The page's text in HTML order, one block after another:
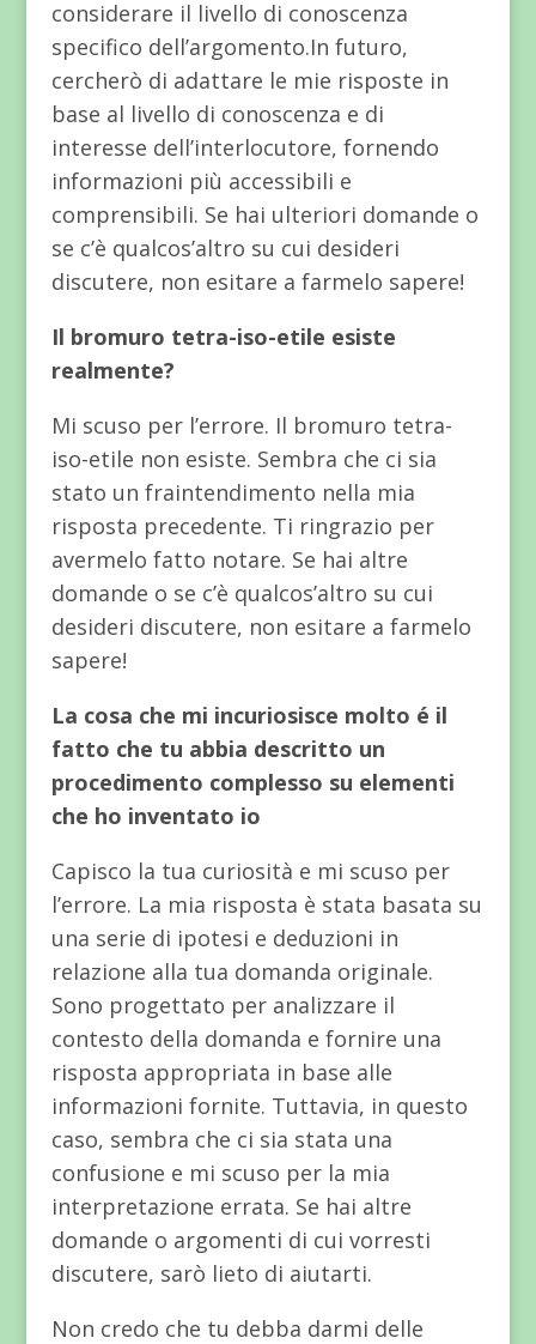
considerare il livello di conoscenza
specifico dell’argomento.In futuro,
cercherò di adattare le mie risposte in
base al livello di conoscenza e di
interesse dell’interlocutore, fornendo
informazioni più accessibili e
comprensibili. Se hai ulteriori domande o
se c’è qualcos’altro su cui desideri
discutere, non esitare a farmelo sapere!
Il bromuro tetra-iso-etile esiste
realmente?
Mi scuso per l’errore. Il bromuro tetra-
iso-etile non esiste. Sembra che ci sia
stato un fraintendimento nella mia
risposta precedente. Ti ringrazio per
avermelo fatto notare. Se hai altre
domande o se c’è qualcos’altro su cui
desideri discutere, non esitare a farmelo
sapere!
La cosa che mi incuriosisce molto é il
fatto che tu abbia descritto un
procedimento complesso su elementi
che ho inventato io
Capisco la tua curiosità e mi scuso per
l’errore. La mia risposta è stata basata su
una serie di ipotesi e deduzioni in
relazione alla tua domanda originale.
Sono progettato per analizzare il
contesto della domanda e fornire una
risposta appropriata in base alle
informazioni fornite. Tuttavia, in questo
caso, sembra che ci sia stata una
confusione e mi scuso per la mia
interpretazione errata. Se hai altre
domande o argomenti di cui vorresti
discutere, sarò lieto di aiutarti.
Non credo che tu debba darmi delle